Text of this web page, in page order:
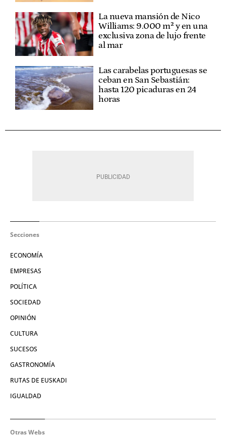
La nueva mansión de Nico
Williams: 9.000 m² y en una
exclusiva zona de lujo frente
al mar
Las carabelas portuguesas se
ceban en San Sebastián:
hasta 120 picaduras en 24
horas
Secciones
ECONOMÍA
EMPRESAS
POLÍTICA
SOCIEDAD
OPINIÓN
CULTURA
SUCESOS
GASTRONOMÍA
RUTAS DE EUSKADI
IGUALDAD
Otras Webs